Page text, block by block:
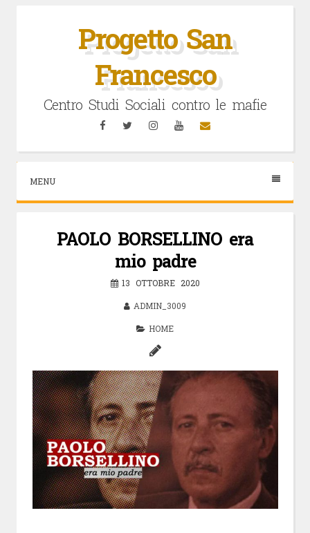
Progetto San
Francesco
Centro Studi Sociali contro le mafie
FacebookTwitterInstagramYouTubeEmail
MENU
PAOLO BORSELLINO era
mio padre
13 OTTOBRE 2020
ADMIN_3009
HOME